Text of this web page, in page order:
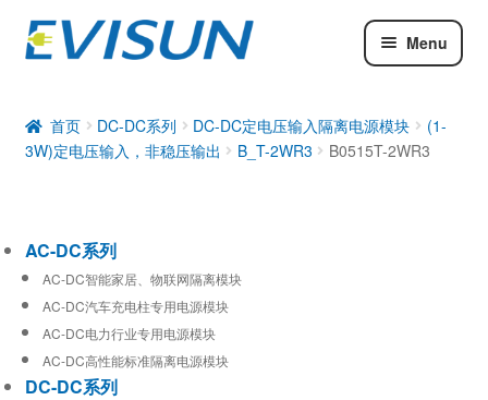
Menu
DC-DC系列
工业通信模块
首页 DC-DC系列 DC-DC定电压输入隔离电源模块
(1-
3W)定电压输入，非稳压输出
B_T-2WR3 B0515T-2WR3
AC-DC系列
AC-DC智能家居、物联网隔离模块
AC-DC汽车充电柱专用电源模块
AC-DC电力行业专用电源模块
AC-DC高性能标准隔离电源模块
DC-DC系列